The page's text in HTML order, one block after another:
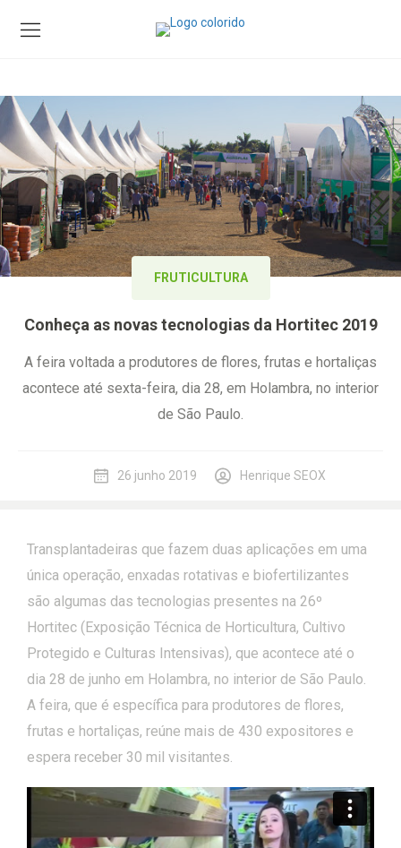
FRUTICULTURA
Conheça as novas tecnologias da Hortitec 2019
A feira voltada a produtores de flores, frutas e hortaliças
acontece até sexta-feira, dia 28, em Holambra, no interior
de São Paulo.
26 junho 2019 Henrique SEOX
Transplantadeiras que fazem duas aplicações em uma
única operação, enxadas rotativas e biofertilizantes
são algumas das tecnologias presentes na 26º
Hortitec (Exposição Técnica de Horticultura, Cultivo
Protegido e Culturas Intensivas), que acontece até o
dia 28 de junho em Holambra, no interior de São Paulo.
A feira, que é específica para produtores de flores,
frutas e hortaliças, reúne mais de 430 expositores e
espera receber 30 mil visitantes.